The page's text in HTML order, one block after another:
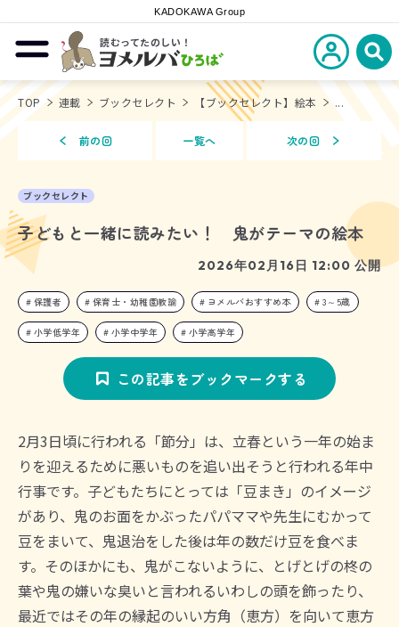
KADOKAWA Group
メニューを開閉する
読むってたのしい！
ヨメルバひろば
新規会員登
検
TOP 連載 ブックセレクト 【ブックセレクト】絵本 ...
前の回 一覧へ 次の回
ブックセレクト
子どもと一緒に読みたい！ 鬼がテーマの絵本
2026年02月16日 12:00 公開
保護者 保育士・幼稚園教諭 ヨメルバおすすめ本 3～5歳
小学低学年 小学中学年 小学高学年
この記事をブックマークする
2月3日頃に行われる「節分」は、立春という一年の始ま
りを迎えるために悪いものを追い出そうと行われる年中
行事です。子どもたちにとっては「豆まき」のイメージ
があり、鬼のお面をかぶったパパママや先生にむかって
豆をまいて、鬼退治をした後は年の数だけ豆を食べま
す。そのほかにも、鬼がこないように、とげとげの柊の
葉や鬼の嫌いな臭いと言われるいわしの頭を飾ったり、
最近ではその年の縁起のいい方角（恵方）を向いて恵方